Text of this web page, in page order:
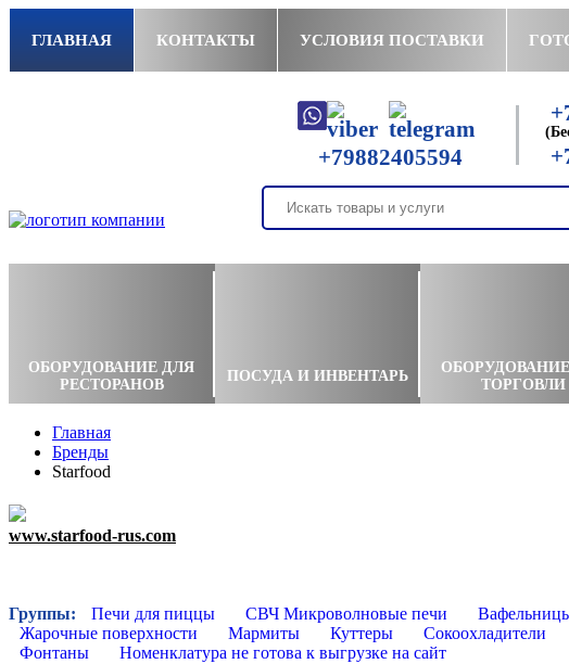
ГЛАВНАЯ КОНТАКТЫ УСЛОВИЯ ПОСТАВКИ
+79882405594
ОБОРУДОВАНИЕ ДЛЯ
РЕСТОРАНОВ
ПОСУДА И ИНВЕНТАРЬ
ТОРГОВЛИ
Главная
Бренды
Starfood
www.starfood-rus.com
Группы: Печи для пиццы СВЧ Микроволновые печи
Жарочные поверхности
Мармиты Куттеры Сокоохладители
Фонтаны
Номенклатура не готова к выгрузке на сайт